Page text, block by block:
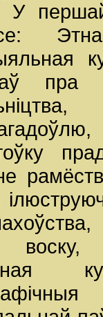
У
пра
воску,